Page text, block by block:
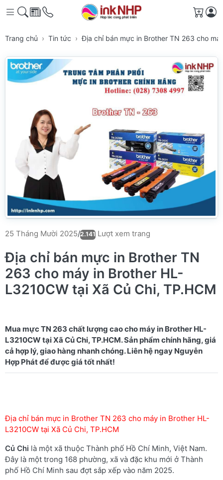
Giỏ
Trang chủ Tin tức Địa chỉ bán mực in Brother TN 263 cho
25 Tháng Mười 2025/2.141 Lượt xem trang
Địa chỉ bán mực in Brother TN
263 cho máy in Brother HL-
L3210CW tại Xã Củ Chi, TP.HCM
Mua mực TN 263 chất lượng cao cho máy in Brother HL-
L3210CW tại Xã Củ Chi, TP.HCM. Sản phẩm chính hãng, giá
cả hợp lý, giao hàng nhanh chóng. Liên hệ ngay Nguyễn
Địa chỉ bán mực in Brother TN 263 cho máy in Brother HL-
L3210CW tại Xã Củ Chi, TP.HCM
Củ Chi là một xã thuộc Thành phố Hồ Chí Minh, Việt Nam.
Đây là một trong 168 phường, xã và đặc khu mới ở Thành
phố Hồ Chí Minh sau đợt sắp xếp vào năm 2025.